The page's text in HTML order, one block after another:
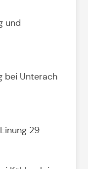
und
bei Unterach
29